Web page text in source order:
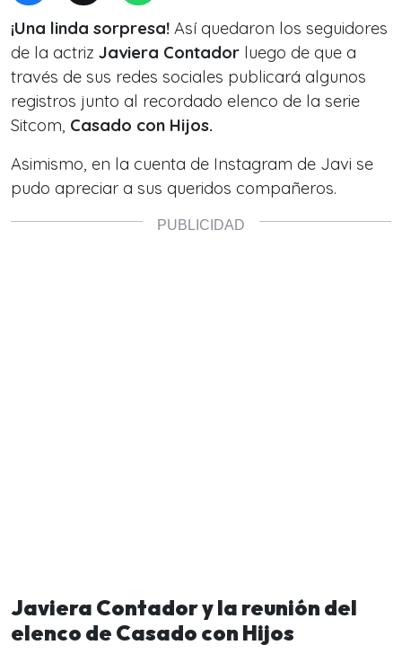
¡Una linda sorpresa! Así quedaron los seguidores
de la actriz Javiera Contador luego de que a
través de sus redes sociales publicará algunos
registros junto al recordado elenco de la serie
Sitcom, Casado con Hijos.
Asimismo, en la cuenta de Instagram de Javi se
pudo apreciar a sus queridos compañeros.
Javiera Contador y la reunión del
elenco de Casado con Hijos